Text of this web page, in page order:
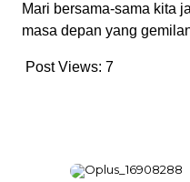
Mari bersama-sama kita
masa depan yang
Post Views: 7